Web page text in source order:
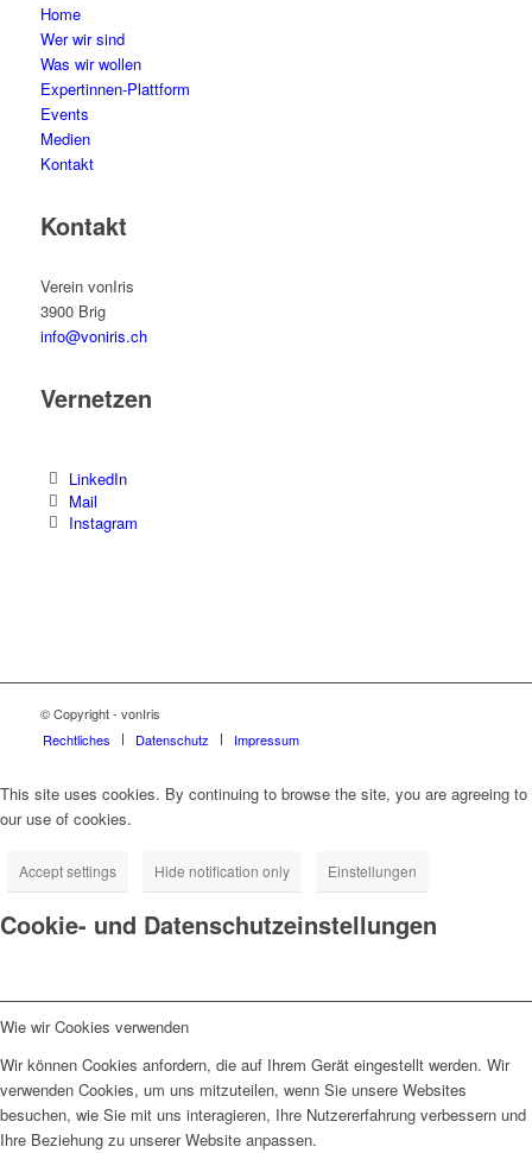
Home
Wer wir sind
Was wir wollen
Expertinnen-Plattform
Events
Medien
Kontakt
Kontakt
Verein vonIris
3900 Brig
info@voniris.ch
Vernetzen
LinkedIn
Mail
Instagram
© Copyright - vonIris
Rechtliches
Datenschutz Impressum
This site uses cookies. By continuing to browse the site, you are agreeing to
our use of cookies.
Accept settings Hide notification only Einstellungen
Cookie- und Datenschutzeinstellungen
Wie wir Cookies verwenden
Wir können Cookies anfordern, die auf Ihrem Gerät eingestellt werden. Wir
verwenden Cookies, um uns mitzuteilen, wenn Sie unsere Websites
besuchen, wie Sie mit uns interagieren, Ihre Nutzererfahrung verbessern und
Ihre Beziehung zu unserer Website anpassen.